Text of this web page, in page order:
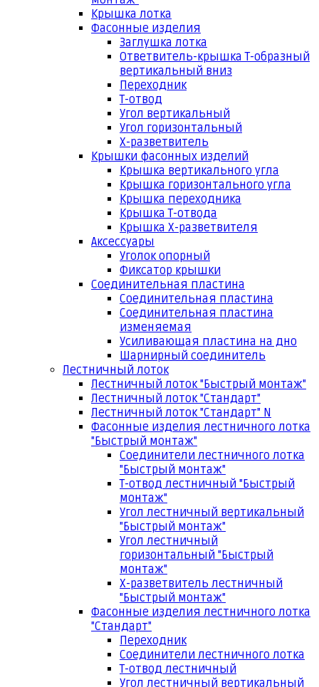
Крышка лотка
Фасонные изделия
Заглушка лотка
Ответвитель-крышка Т-образный
вертикальный вниз
Переходник
Т-отвод
Угол вертикальный
Угол горизонтальный
Х-разветвитель
Крышки фасонных изделий
Крышка вертикального угла
Крышка горизонтального угла
Крышка переходника
Крышка Т-отвода
Крышка Х-разветвителя
Аксессуары
Уголок опорный
Фиксатор крышки
Соединительная пластина
Соединительная пластина
Соединительная пластина
изменяемая
Усиливающая пластина на дно
Шарнирный соединитель
Лестничный лоток
Лестничный лоток "Быстрый монтаж"
Лестничный лоток "Стандарт"
Лестничный лоток "Стандарт" N
Фасонные изделия лестничного лотка
"Быстрый монтаж"
Соединители лестничного лотка
"Быстрый монтаж"
Т-отвод лестничный "Быстрый
монтаж"
Угол лестничный вертикальный
"Быстрый монтаж"
Угол лестничный
горизонтальный "Быстрый
монтаж"
Х-разветвитель лестничный
"Быстрый монтаж"
Фасонные изделия лестничного лотка
"Стандарт"
Переходник
Соединители лестничного лотка
Т-отвод лестничный
Угол лестничный вертикальный